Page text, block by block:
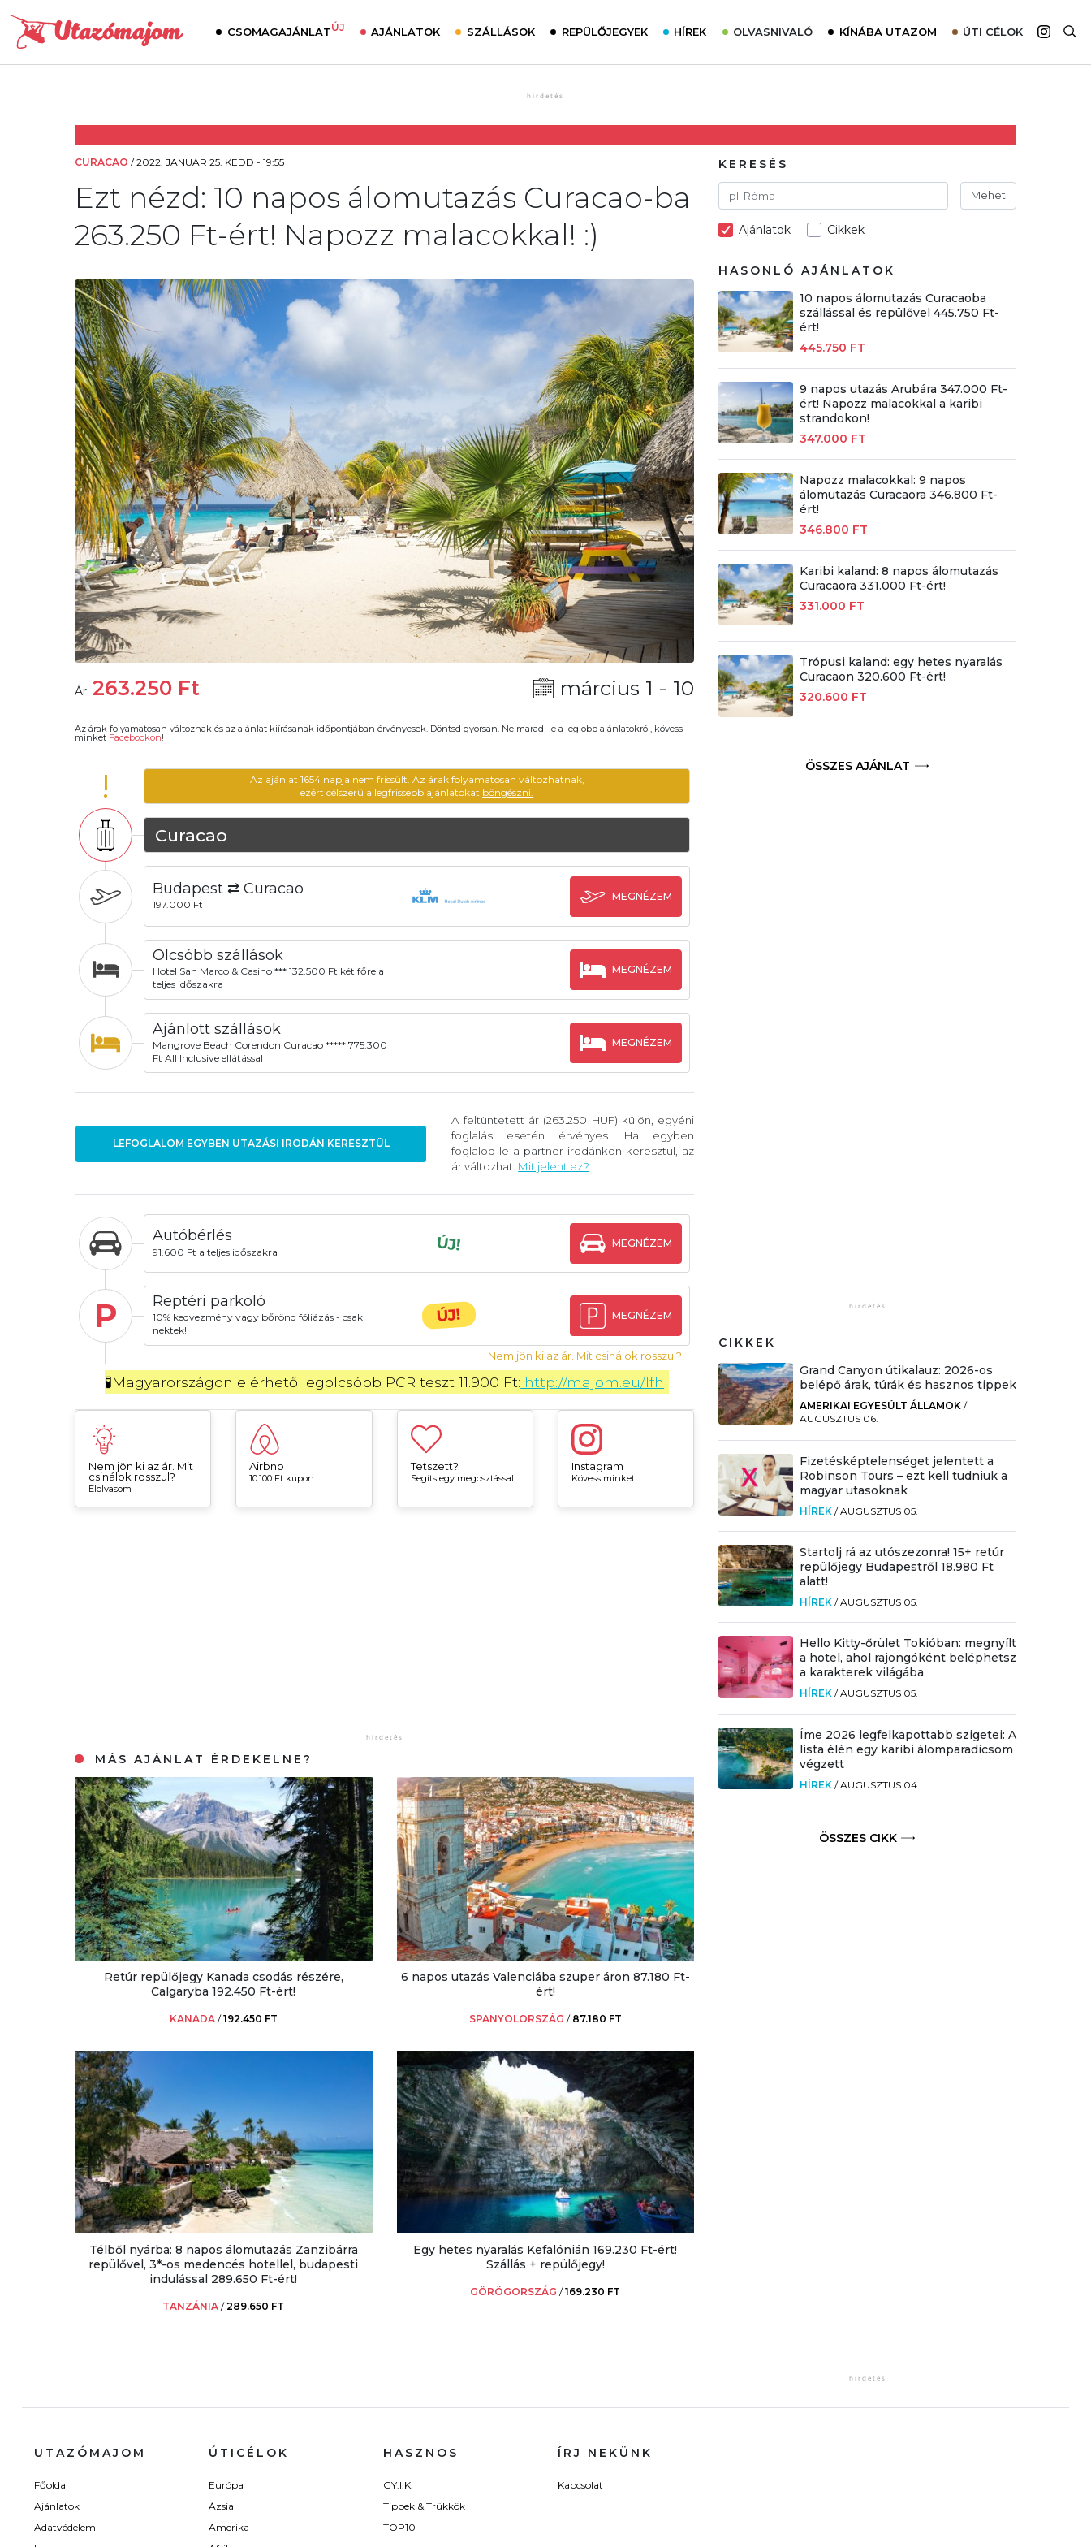
CSOMAGAJÁNLATÚJ AJÁNLATOK SZÁLLÁSOK REPÜLŐJEGYEK HÍREK OLVASNIVALÓ
Utazómajom – CitySIM kártya a világutazóknak
Élménybeszámolók
Szállodalátogatás
Sajtómegjelenések
KÍNÁBA UTAZOM ÚTI CÉLOK
Afrika
CURACAO /2022. JANUÁR 25. KEDD - 19:55
Ezt nézd: 10 napos álomutazás Curacao-ba
263.250 Ft-ért! Napozz malacokkal! :)
Ár: 263.250 Ft március 1 - 10
Az árak folyamatosan változnak és az ajánlat kiírásanak időpontjában érvényesek. Döntsd gyorsan. Ne maradj le a legjobb ajánlatokról, kövess
minket Facebookon!
!
Az ajánlat 1654 napja nem frissült. Az árak folyamatosan változhatnak,
ezért célszerű a legfrissebb ajánlatokat böngészni.
Curacao
Budapest ⇄ Curacao
197.000 Ft
MEGNÉZEM
Olcsóbb szállások
Hotel San Marco & Casino *** 132.500 Ft két főre a
teljes időszakra
MEGNÉZEM
Ajánlott szállások
Mangrove Beach Corendon Curacao ***** 775.300
Ft All Inclusive ellátással
MEGNÉZEM
LEFOGLALOM EGYBEN UTAZÁSI IRODÁN KERESZTÜL
A feltüntetett ár (263.250 HUF) külön, egyéni
foglalás esetén érvényes. Ha egyben
foglalod le a partner irodánkon keresztül, az
ár változhat. Mit jelent ez?
Autóbérlés
91.600 Ft a teljes időszakra ÚJ! MEGNÉZEM
P Reptéri parkoló
10% kedvezmény vagy bőrönd fóliázás - csak
nektek!
ÚJ! MEGNÉZEM
Nem jön ki az ár. Mit csinálok rosszul?
🧪Magyarországon elérhető legolcsóbb PCR teszt 11.900 Ft: http://majom.eu/Ifh
Nem jön ki az ár. Mit
csinálok rosszul?
Elolvasom
Airbnb
10.100 Ft kupon
Tetszett?
Segíts egy megosztással!
Instagram
Kövess minket!
MÁS AJÁNLAT ÉRDEKELNE?
Retúr repülőjegy Kanada csodás részére,
Calgaryba 192.450 Ft-ért!
KANADA /192.450 FT
6 napos utazás Valenciába szuper áron 87.180 Ft-
ért!
SPANYOLORSZÁG / 87.180 FT
Télből nyárba: 8 napos álomutazás Zanzibárra
repülővel, 3*-os medencés hotellel, budapesti
indulással 289.650 Ft-ért!
TANZÁNIA /289.650 FT
Egy hetes nyaralás Kefalónián 169.230 Ft-ért!
Szállás + repülőjegy!
GÖRÖGORSZÁG /169.230 FT
KERESÉS
Mehet
Ajánlatok Cikkek
HASONLÓ AJÁNLATOK
10 napos álomutazás Curacaoba
szállással és repülővel 445.750 Ft-
ért!
445.750 FT
9 napos utazás Arubára 347.000 Ft-
ért! Napozz malacokkal a karibi
strandokon!
347.000 FT
Napozz malacokkal: 9 napos
álomutazás Curacaora 346.800 Ft-
ért!
346.800 FT
Karibi kaland: 8 napos álomutazás
Curacaora 331.000 Ft-ért!
331.000 FT
Trópusi kaland: egy hetes nyaralás
Curacaon 320.600 Ft-ért!
320.600 FT
ÖSSZES AJÁNLAT
CIKKEK
Grand Canyon útikalauz: 2026-os
belépő árak, túrák és hasznos tippek
AMERIKAI EGYESÜLT ÁLLAMOK /
AUGUSZTUS 06.
Fizetésképtelenséget jelentett a
Robinson Tours – ezt kell tudniuk a
magyar utasoknak
HÍREK /AUGUSZTUS 05.
Startolj rá az utószezonra! 15+ retúr
repülőjegy Budapestről 18.980 Ft
alatt!
HÍREK /AUGUSZTUS 05.
Hello Kitty-őrület Tokióban: megnyílt
a hotel, ahol rajongóként beléphetsz
a karakterek világába
HÍREK /AUGUSZTUS 05.
Íme 2026 legfelkapottabb szigetei: A
lista élén egy karibi álomparadicsom
végzett
HÍREK /AUGUSZTUS 04.
ÖSSZES CIKK
UTAZÓMAJOM
Főoldal
Ajánlatok
Adatvédelem
ÚTICÉLOK
Európa
Ázsia
Amerika
HASZNOS
GY.I.K.
Tippek & Trükkök
TOP10
ÍRJ NEKÜNK
Kapcsolat